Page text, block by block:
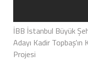
İBB İstanbul Büyük
Adayı Kadir Topbaş'ın
Projesi